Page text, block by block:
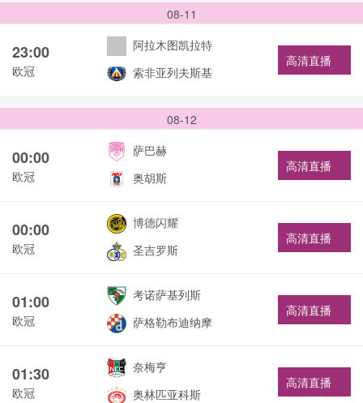
08-11
23:00
欧冠
阿拉木图凯拉特
索非亚列夫斯基
高清直播
08-12
00:00
欧冠
萨巴赫
奥胡斯
高清直播
00:00
欧冠
博德闪耀
圣吉罗斯
高清直播
01:00
欧冠
考诺萨基列斯
萨格勒布迪纳摩
高清直播
01:30
欧冠
奈梅亨
奥林匹亚科斯
高清直播